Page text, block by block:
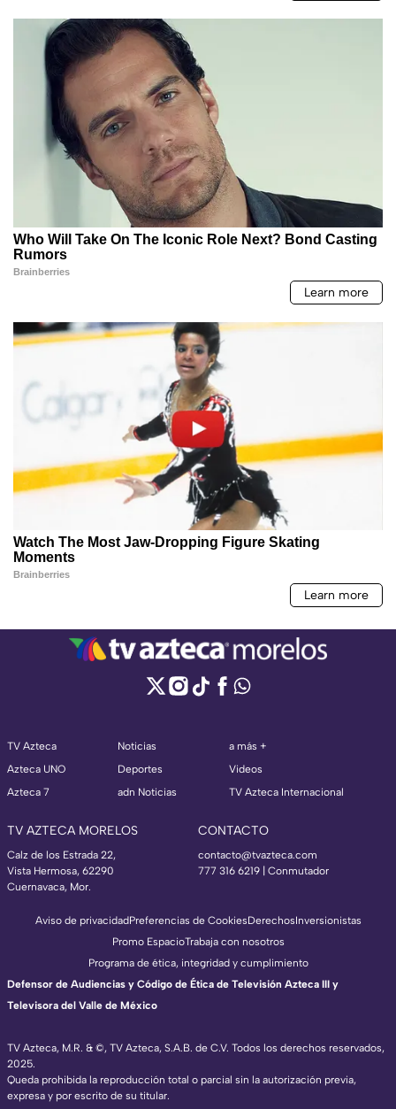
TV Azteca
Azteca UNO
Azteca 7
Noticias
Deportes
adn Noticias
a más +
Videos
TV Azteca Internacional
TV AZTECA MORELOS
Calz de los Estrada 22,
Vista Hermosa, 62290
Cuernavaca, Mor.
CONTACTO
contacto@tvazteca.com
777 316 6219 | Conmutador
TV Azteca, M.R. & ©, TV Azteca, S.A.B. de C.V. Todos los derechos reservados,
2025.
Queda prohibida la reproducción total o parcial sin la autorización previa,
expresa y por escrito de su titular.
Aviso de privacidadPreferencias de CookiesDerechosInversionistas
Promo EspacioTrabaja con nosotros
Programa de ética, integridad y cumplimiento
Defensor de Audiencias y Código de Ética de Televisión Azteca III y
Televisora del Valle de México